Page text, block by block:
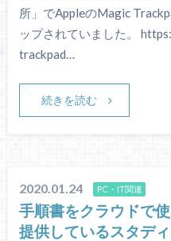
所」でAppleのMagic
ップされていました。
trackpad…
続きを読む
2020.01.24 PC・IT関連
手順書をクラウドで
提供しているスタデ